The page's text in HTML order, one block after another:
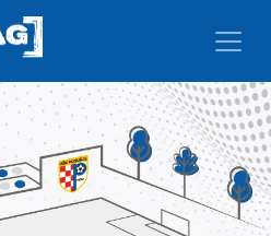
Skip to main content